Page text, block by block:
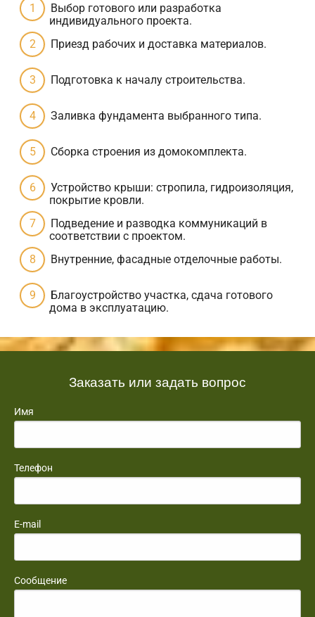
Выбор готового или разработка
индивидуального проекта.
Приезд рабочих и доставка материалов.
Подготовка к началу строительства.
Заливка фундамента выбранного типа.
Сборка строения из домокомплекта.
Устройство крыши: стропила, гидроизоляция,
покрытие кровли.
Подведение и разводка коммуникаций в
соответствии с проектом.
Внутренние, фасадные отделочные работы.
Благоустройство участка, сдача готового
дома в эксплуатацию.
Заказать или задать вопрос
Имя
Телефон
E-mail
Сообщение